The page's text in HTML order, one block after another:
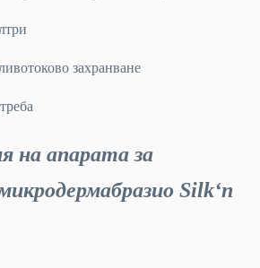
захранване
на апарата за
Silk‘n